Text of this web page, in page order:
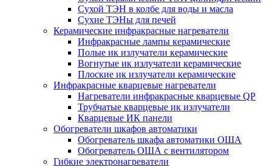
Сухой ТЭН в колбе для воды и масла
Сухие ТЭНы для печей
Керамические инфракрасные нагреватели
Инфракрасные лампы керамические
Полые ик излучатели керамические
Вогнутые ик излучатели керамические
Плоские ик излучатели керамические
Инфракрасные кварцевые нагреватели
Нагреватели инфракрасные кварцевые QP
Трубчатые кварцевые ик излучатели
Кварцевые ИК панели
Обогреватели шкафов автоматики
Обогреватель шкафа автоматики ОША
Обогреватель ОША с вентилятором
Гибкие электронагреватели